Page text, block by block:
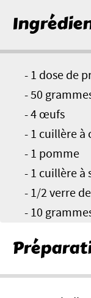
- 1 dose de
- 50
- 4 œufs
- 1 cuillère à
- 1 pomme
- 1 cuillère à
- 1/2 verre
- 10